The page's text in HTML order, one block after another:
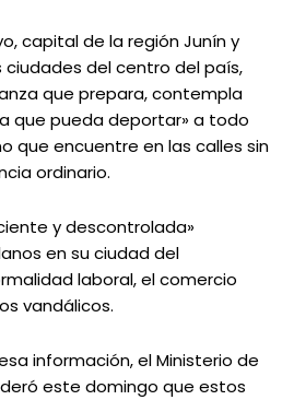
capital de la región Junín y
ciudades del centro del país,
que prepara, contempla
que pueda deportar» a todo
que encuentre en las calles sin
ordinario.
y descontrolada»
en su ciudad del
laboral, el comercio
vandálicos.
información, el Ministerio de
este domingo que estos